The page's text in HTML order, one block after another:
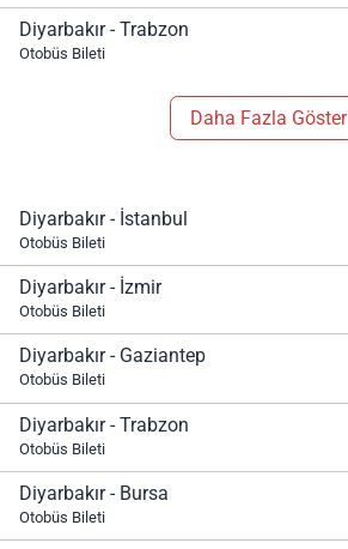
Diyarbakır - Trabzon
Otobüs Bileti
Daha Fazla Göster
Diyarbakır - İstanbul
Otobüs Bileti
Diyarbakır - İzmir
Otobüs Bileti
Diyarbakır - Gaziantep
Otobüs Bileti
Diyarbakır - Trabzon
Otobüs Bileti
Diyarbakır - Bursa
Otobüs Bileti